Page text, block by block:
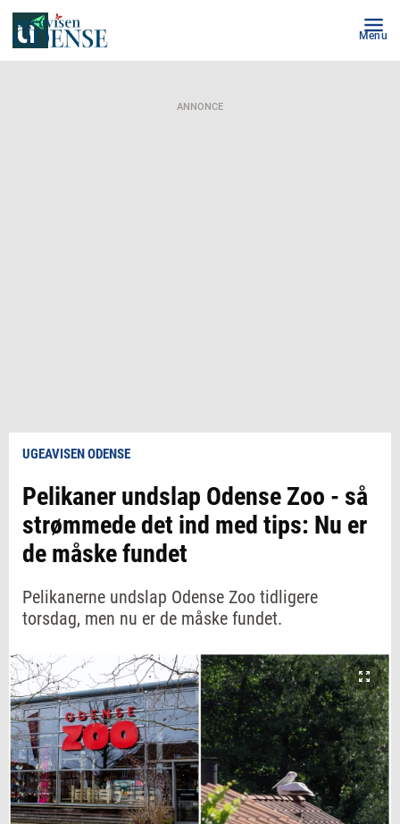
Menu
ANNONCE
UGEAVISEN ODENSE
Pelikaner undslap Odense Zoo - så
strømmede det ind med tips: Nu er
de måske fundet
Pelikanerne undslap Odense Zoo tidligere
torsdag, men nu er de måske fundet.